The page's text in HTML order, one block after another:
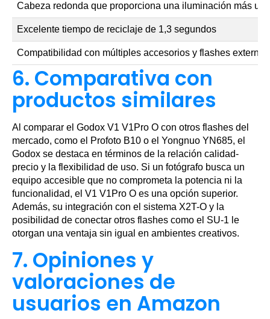
Cabeza redonda que proporciona una iluminación más
Excelente tiempo de reciclaje de 1,3 segundos
Compatibilidad con múltiples accesorios y flashes externos
6. Comparativa con
productos similares
Al comparar el Godox V1 V1Pro O con otros flashes del
mercado, como el Profoto B10 o el Yongnuo YN685, el
Godox se destaca en términos de la relación calidad-
precio y la flexibilidad de uso. Si un fotógrafo busca un
equipo accesible que no comprometa la potencia ni la
funcionalidad, el V1 V1Pro O es una opción superior.
Además, su integración con el sistema X2T-O y la
posibilidad de conectar otros flashes como el SU-1 le
otorgan una ventaja sin igual en ambientes creativos.
7. Opiniones y
valoraciones de
usuarios en Amazon